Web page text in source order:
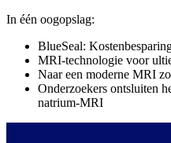
In één oogopslag:
BlueSeal:
MRI-technologie voor
Naar een moderne MRI
Onderzoekers ontsluiten
natrium-MRI